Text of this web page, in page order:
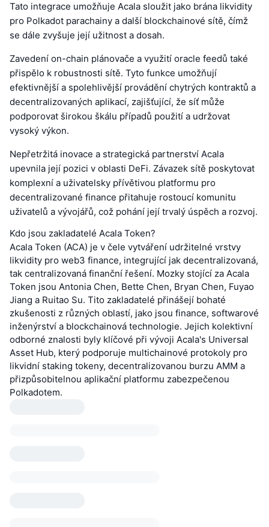
Tato integrace umožňuje Acala sloužit jako brána likvidity
pro Polkadot parachainy a další blockchainové sítě, čímž
se dále zvyšuje její užitnost a dosah.
Zavedení on-chain plánovače a využití oracle feedů také
přispělo k robustnosti sítě. Tyto funkce umožňují
efektivnější a spolehlivější provádění chytrých kontraktů a
decentralizovaných aplikací, zajišťující, že síť může
podporovat širokou škálu případů použití a udržovat
vysoký výkon.
Nepřetržitá inovace a strategická partnerství Acala
upevnila její pozici v oblasti DeFi. Závazek sítě poskytovat
komplexní a uživatelsky přívětivou platformu pro
decentralizované finance přitahuje rostoucí komunitu
uživatelů a vývojářů, což pohání její trvalý úspěch a rozvoj.
Kdo jsou zakladatelé Acala Token?
Acala Token (ACA) je v čele vytváření udržitelné vrstvy
likvidity pro web3 finance, integrující jak decentralizovaná,
tak centralizovaná finanční řešení. Mozky stojící za Acala
Token jsou Antonia Chen, Bette Chen, Bryan Chen, Fuyao
Jiang a Ruitao Su. Tito zakladatelé přinášejí bohaté
zkušenosti z různých oblastí, jako jsou finance, softwarové
inženýrství a blockchainová technologie. Jejich kolektivní
odborné znalosti byly klíčové při vývoji Acala's Universal
Asset Hub, který podporuje multichainové protokoly pro
likvidní staking tokeny, decentralizovanou burzu AMM a
přizpůsobitelnou aplikační platformu zabezpečenou
Polkadotem.